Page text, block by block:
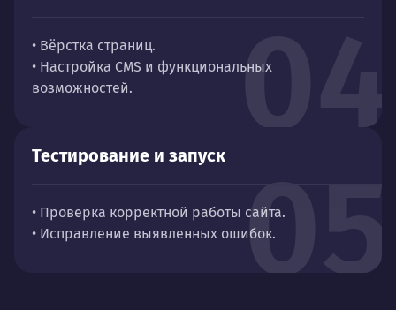
04
• Вёрстка страниц.
• Настройка CMS и функциональных
возможностей.
05
Тестирование и запуск
• Проверка корректной работы сайта.
• Исправление выявленных ошибок.